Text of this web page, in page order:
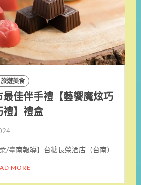
旅遊美食
佳伴手禮【藝饗魔炫巧
】禮盒
/臺南報導】台糖長榮酒店（台南）
MORE